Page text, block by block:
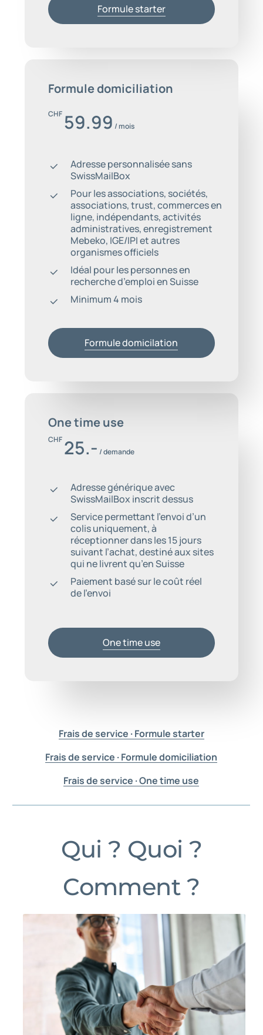
Formule starter
Formule domiciliation
CHF 59.99 / mois
Adresse personnalisée sans
SwissMailBox
Pour les associations, sociétés,
associations, trust, commerces en
ligne, indépendants, activités
administratives, enregistrement
Mebeko, IGE/IPI et autres
organismes officiels
Idéal pour les personnes en
recherche d’emploi en Suisse
Minimum 4 mois
Formule domicilation
One time use
CHF 25.- / demande
Adresse générique avec
SwissMailBox inscrit dessus
Service permettant l’envoi d’un
colis uniquement, à
réceptionner dans les 15 jours
suivant l’achat, destiné aux sites
qui ne livrent qu’en Suisse
Paiement basé sur le coût réel
de l’envoi
One time use
Frais de service · Formule starter
Frais de service · Formule domiciliation
Frais de service · One time use
Qui ? Quoi ?
Comment ?